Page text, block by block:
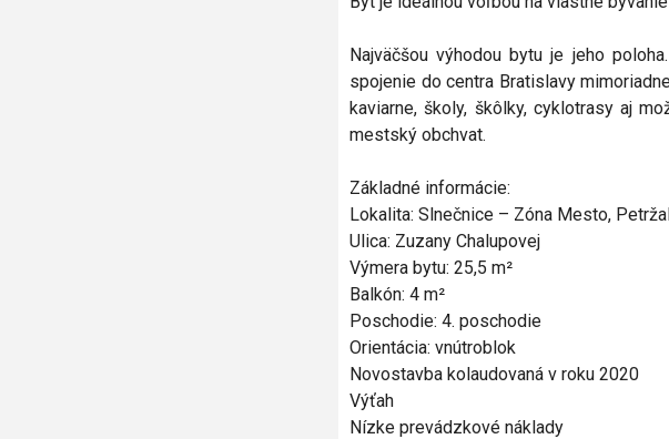
Najväčšou výhodou bytu je jeho
spojenie do centra Bratislavy
kaviarne, školy, škôlky, cyklotrasy aj
mestský obchvat.
Základné informácie:
Lokalita: Slnečnice – Zóna Mesto,
Ulica: Zuzany Chalupovej
Výmera bytu: 25,5 m²
Balkón: 4 m²
Poschodie: 4. poschodie
Orientácia: vnútroblok
Novostavba kolaudovaná v roku 2020
Výťah
Nízke prevádzkové náklady